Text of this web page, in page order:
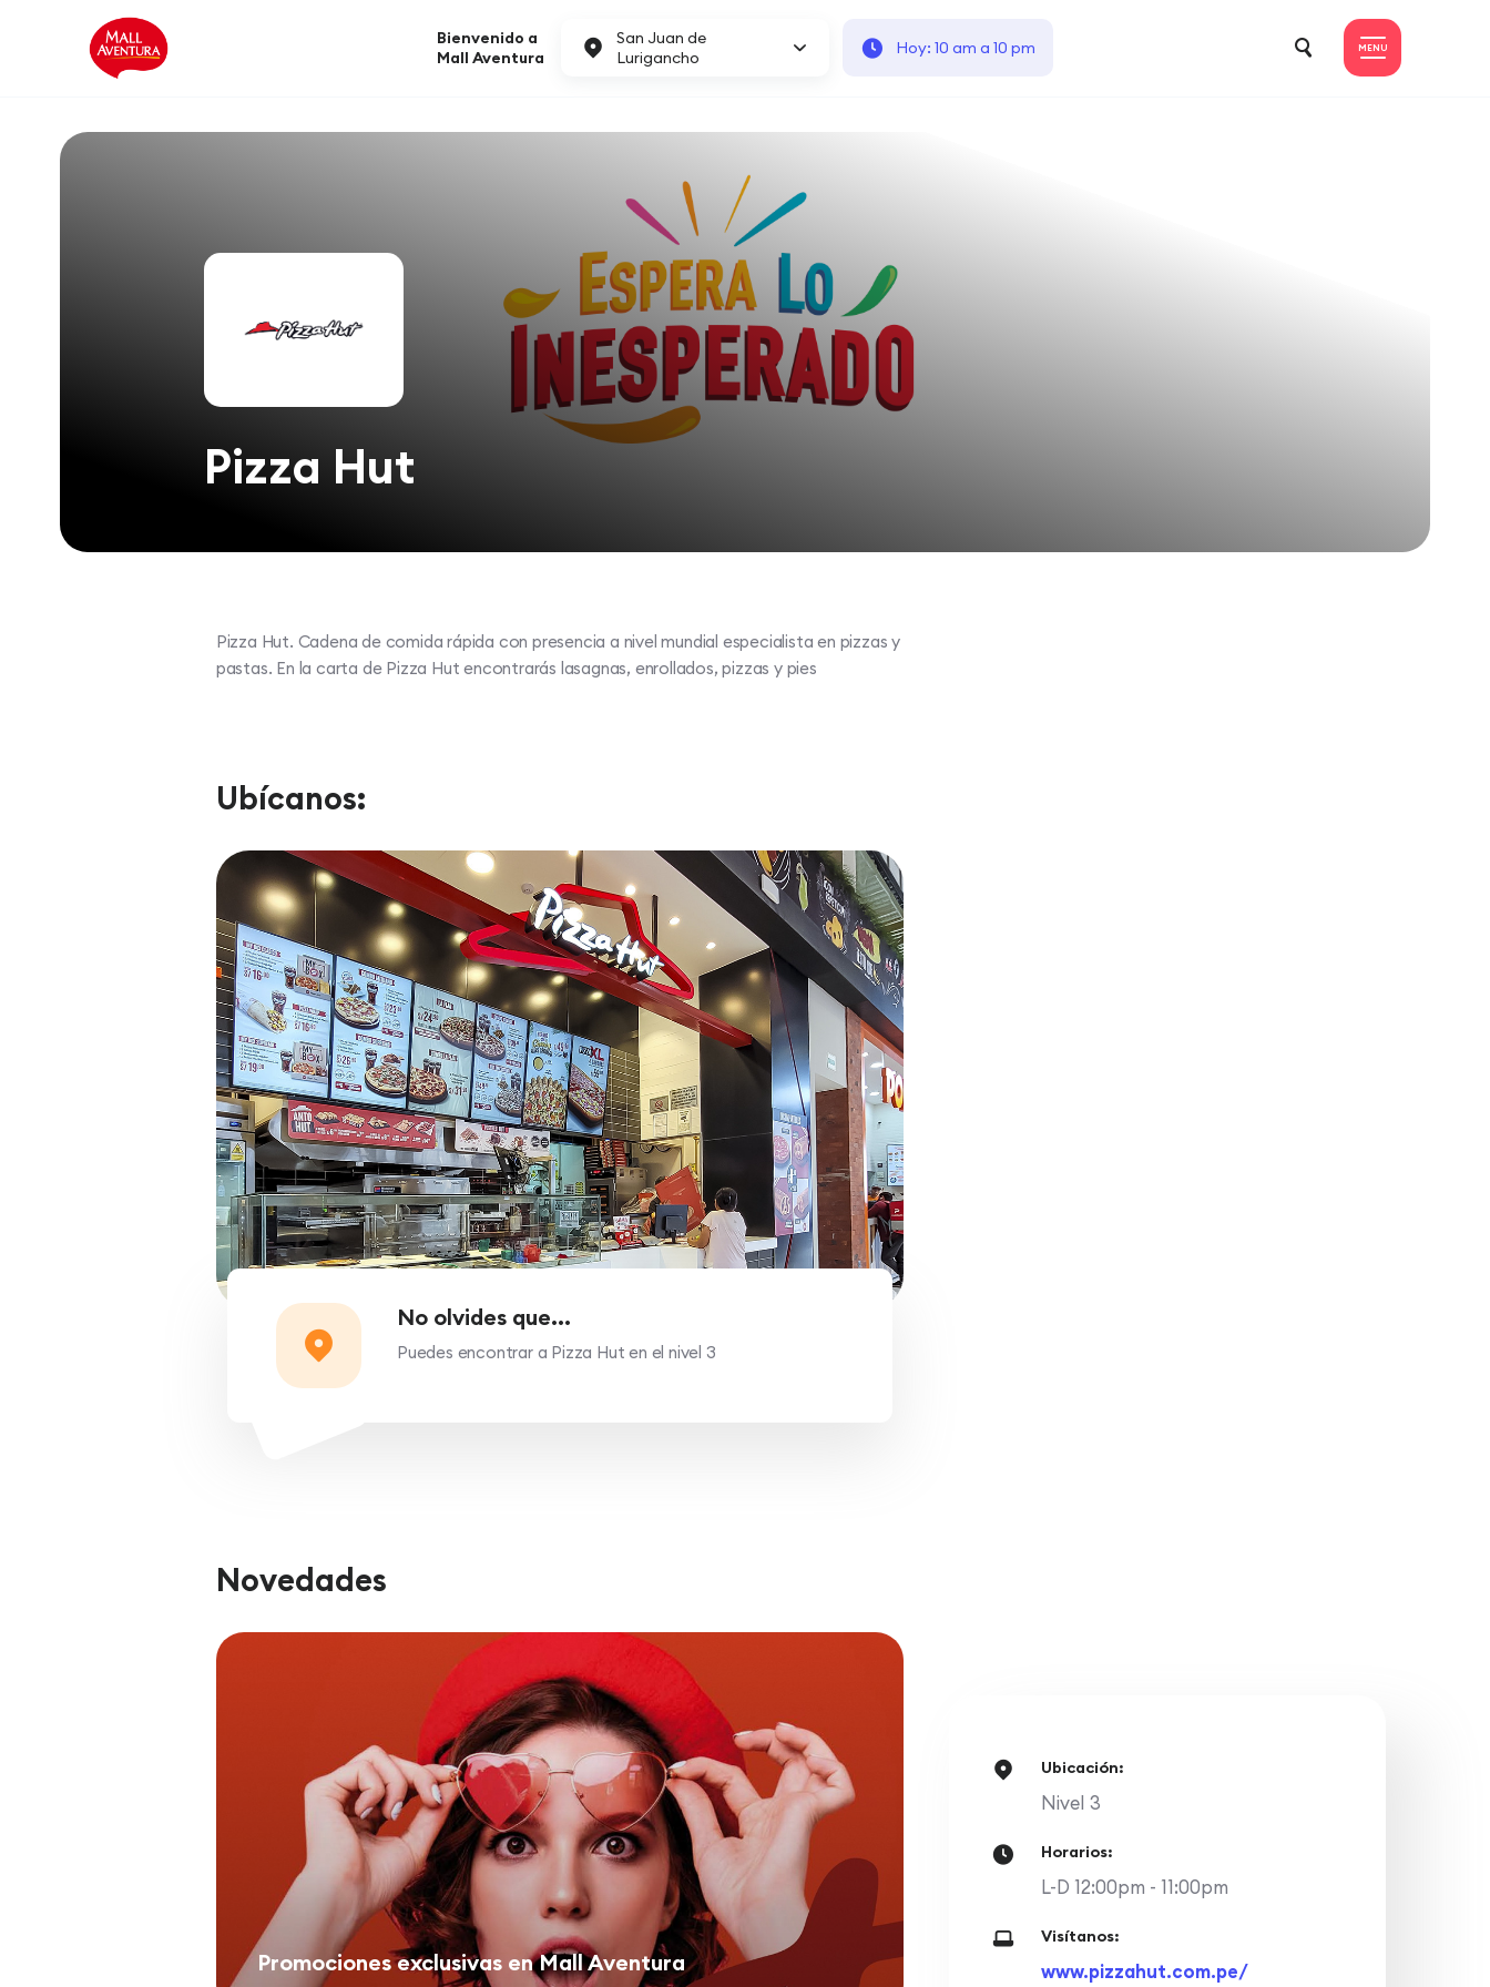
Bienvenido a
Mall Aventura
San Juan de
Lurigancho
Hoy: 10 am a 10 pm MENU
Pizza Hut
Pizza Hut. Cadena de comida rápida con presencia a nivel mundial especialista en pizzas y
pastas. En la carta de Pizza Hut encontrarás lasagnas, enrollados, pizzas y pies
Ubícanos:
No olvides que...
Puedes encontrar a Pizza Hut en el nivel 3
Novedades
Promociones exclusivas en Mall Aventura
Ubicación:
Nivel 3
Horarios:
L-D 12:00pm - 11:00pm
Visítanos:
www.pizzahut.com.pe/